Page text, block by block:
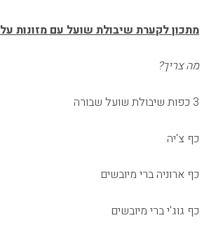
מתכוןלקערת שיבולת שועל עם מזונות על
מה צריך?
3 כפות שיבולת שועל שבורה
כף צ'יה
כף ארוניה ברי מיובשים
כף גוג'י ברי מיובשים